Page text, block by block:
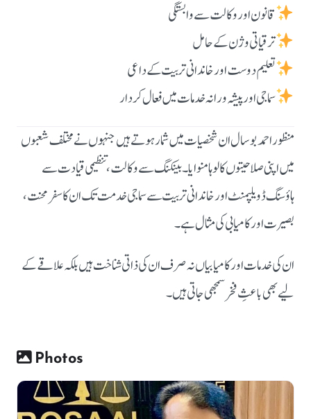
قانون اور وکالت سے وابستگی
ترقیاتی وژن کے حامل
تعلیم دوست اور خاندانی تربیت کے داعی
سماجی اور پیشہ ورانہ خدمات میں فعال کردار
منظور احمد بوسال ان شخصیات میں شمار ہوتے ہیں جنہوں نے مختلف شعبوں
میں اپنی صلاحیتوں کا لوہا منوایا۔ بینکنگ سے وکالت، تنظیمی قیادت سے
ہاؤسنگ ڈویلپمنٹ اور خاندانی تربیت سے سماجی خدمت تک ان کا سفر محنت،
بصیرت اور کامیابی کی مثال ہے۔
ان کی خدمات اور کامیابیاں نہ صرف ان کی ذاتی شناخت ہیں بلکہ علاقے کے
لیے بھی باعثِ فخر سمجھی جاتی ہیں۔
Photos